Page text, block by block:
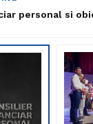
personal si